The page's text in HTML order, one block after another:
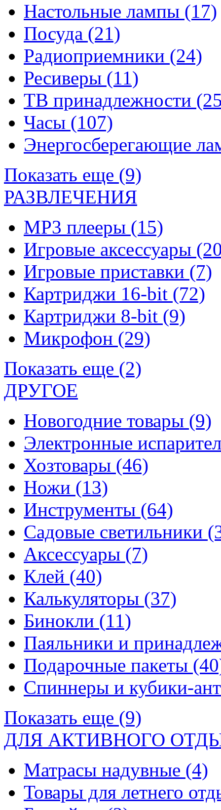
Настольные лампы (17)
Посуда (21)
Радиоприемники (24)
Ресиверы (11)
ТВ принадлежности
Часы (107)
Энергосберегающие
Показать еще (9)
РАЗВЛЕЧЕНИЯ
MP3 плееры (15)
Игровые аксессуары
Игровые приставки (7)
Картриджи 16-bit (72)
Картриджи 8-bit (9)
Микрофон (29)
Показать еще (2)
ДРУГОЕ
Новогодние товары (9)
Электронные
Хозтовары (46)
Ножи (13)
Инструменты (64)
Садовые светильники
Аксессуары (7)
Клей (40)
Калькуляторы (37)
Бинокли (11)
Паяльники и
Подарочные пакеты
Спиннеры и кубики-
Показать еще (9)
ДЛЯ АКТИВНОГО
Матрасы надувные (4)
Товары для летнего